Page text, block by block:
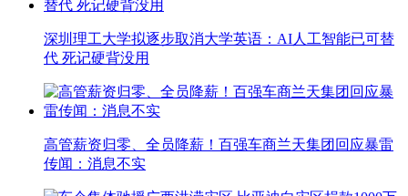
深圳理工大学拟逐步取消大学英语：AI人工智能已可替
代 死记硬背没用
高管薪资归零、全员降薪！百强车商兰天集团回应暴雷
传闻：消息不实